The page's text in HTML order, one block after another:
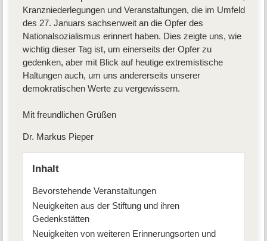
Kranzniederlegungen und Veranstaltungen, die im Umfeld
des 27. Januars sachsenweit an die Opfer des
Nationalsozialismus erinnert haben. Dies zeigte uns, wie
wichtig dieser Tag ist, um einerseits der Opfer zu
gedenken, aber mit Blick auf heutige extremistische
Haltungen auch, um uns andererseits unserer
demokratischen Werte zu vergewissern.
Mit freundlichen Grüßen
Dr. Markus Pieper
Inhalt
Bevorstehende Veranstaltungen
Neuigkeiten aus der Stiftung und ihren
Gedenkstätten
Neuigkeiten von weiteren Erinnerungsorten und